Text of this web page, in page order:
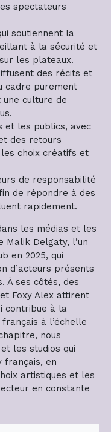
spectateurs
soutiennent la
à la sécurité et
les plateaux.
des récits et
cadre purement
culture de
et les publics, avec
des retours
choix créatifs et
de responsabilité
de répondre à des
rapidement.
les médias et les
Delgaty, l’un
en 2025, qui
d’acteurs présents
À ses côtés, des
Foxy Alex attirent
contribue à la
à l’échelle
nous
les studios qui
français, en
artistiques et les
en constante